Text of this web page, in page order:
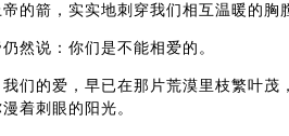
的箭，实实地刺穿我们相互温暖的胸
然说：你们是不能相爱的。
们的爱，早已在那片荒漠里枝繁叶
着刺眼的阳光。